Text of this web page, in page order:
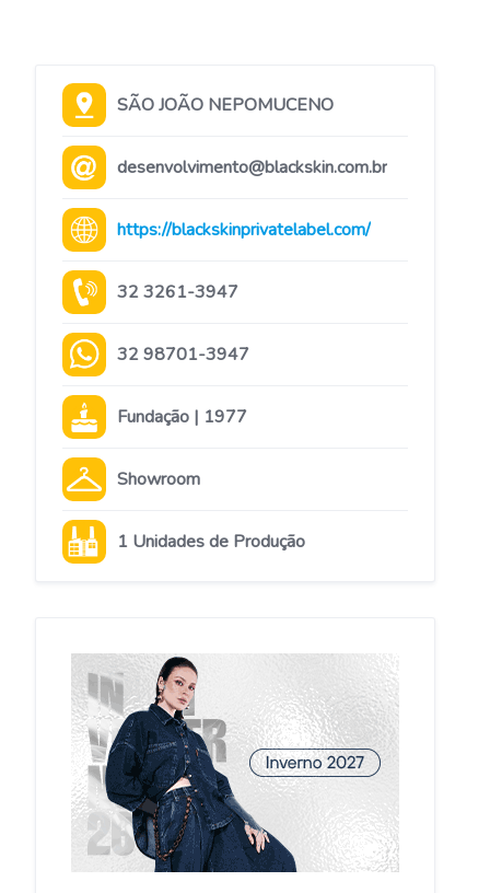
MINAS GERAIS
SÃO JOÃO NEPOMUCENO
desenvolvimento@blackskin.com.br
https://blackskinprivatelabel.com/
32 3261-3947
32 98701-3947
Fundação | 1977
Showroom
1 Unidades de Produção